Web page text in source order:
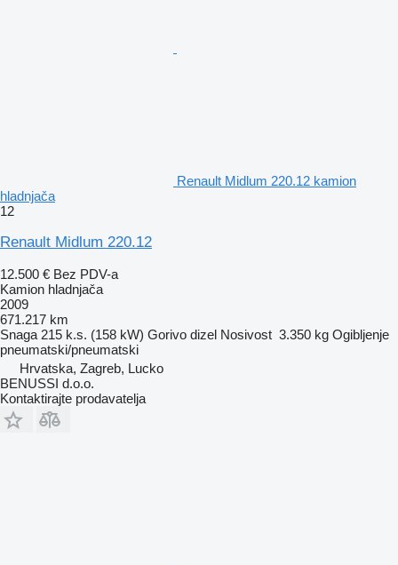
Renault Midlum 220.12 kamion
hladnjača
12
Renault Midlum 220.12
12.500 € Bez PDV-a
Kamion hladnjača
2009
671.217 km
Snaga 215 k.s. (158 kW) Gorivo dizel Nosivost 3.350 kg Ogibljenje
pneumatski/pneumatski
Hrvatska, Zagreb, Lucko
BENUSSI d.o.o.
Kontaktirajte prodavatelja